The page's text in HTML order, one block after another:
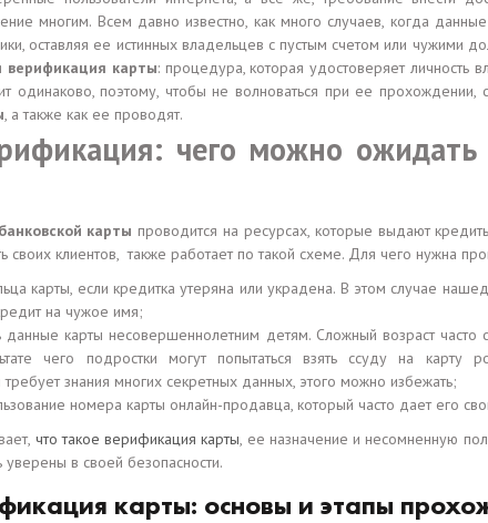
многим. Всем давно известно, как много случаев, когда данные
оставляя ее истинных владельцев с пустым счетом или чужими
верификация карты: процедура, которая удостоверяет личность
одинаково, поэтому, чтобы не волноваться при ее прохождении,
, а также как ее проводят.
чего можно ожидать
карты проводится на ресурсах, которые выдают
своих клиентов, также работает по такой схеме. Для чего нужна
карты, если кредитка утеряна или украдена. В этом случае
на чужое имя;
данные карты несовершеннолетним детям. Сложный возраст часто
чего подростки могут попытаться взять ссуду на карту
требует знания многих секретных данных, этого можно избежать;
номера карты онлайн-продавца, который часто дает его
что такое верификация карты, ее назначение и несомненную
в своей безопасности.
карты: основы и этапы